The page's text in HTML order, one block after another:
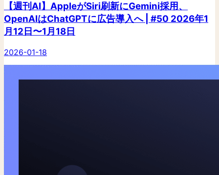
【週刊AI】AppleがSiri刷新にGemini採用、
OpenAIはChatGPTに広告導入へ | #50 2026年1
月12日〜1月18日
2026-01-18